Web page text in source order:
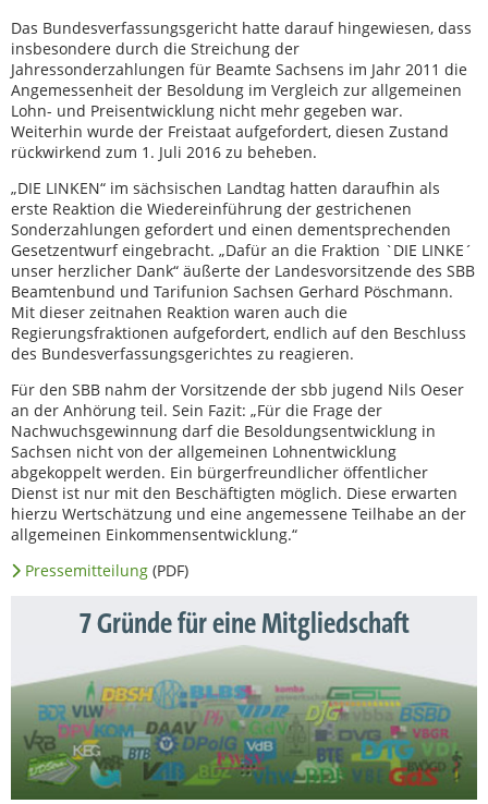
Das Bundesverfassungsgericht hatte darauf hingewiesen, dass
insbesondere durch die Streichung der
Jahressonderzahlungen für Beamte Sachsens im Jahr 2011 die
Angemessenheit der Besoldung im Vergleich zur allgemeinen
Lohn- und Preisentwicklung nicht mehr gegeben war.
Weiterhin wurde der Freistaat aufgefordert, diesen Zustand
rückwirkend zum 1. Juli 2016 zu beheben.
„DIE LINKEN“ im sächsischen Landtag hatten daraufhin als
erste Reaktion die Wiedereinführung der gestrichenen
Sonderzahlungen gefordert und einen dementsprechenden
Gesetzentwurf eingebracht. „Dafür an die Fraktion `DIE LINKE´
unser herzlicher Dank“ äußerte der Landesvorsitzende des SBB
Beamtenbund und Tarifunion Sachsen Gerhard Pöschmann.
Mit dieser zeitnahen Reaktion waren auch die
Regierungsfraktionen aufgefordert, endlich auf den Beschluss
des Bundesverfassungsgerichtes zu reagieren.
Für den SBB nahm der Vorsitzende der sbb jugend Nils Oeser
an der Anhörung teil. Sein Fazit: „Für die Frage der
Nachwuchsgewinnung darf die Besoldungsentwicklung in
Sachsen nicht von der allgemeinen Lohnentwicklung
abgekoppelt werden. Ein bürgerfreundlicher öffentlicher
Dienst ist nur mit den Beschäftigten möglich. Diese erwarten
hierzu Wertschätzung und eine angemessene Teilhabe an der
allgemeinen Einkommensentwicklung.“
Pressemitteilung (PDF)
7 Gründe für eine Mitgliedschaft